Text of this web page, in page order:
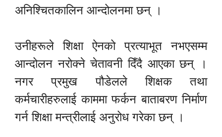
अनिश्चितकालिन आन्दोलनमा छन् ।
उनीहरूले शिक्षा ऐनको प्रत्याभूत नभएसम्म
आन्दोलन नरोक्ने चेतावनी दिँदै आएका छन् ।
नगर प्रमुख पौडेलले शिक्षक तथा
कर्मचारीहरुलाई काममा फर्कन बाताबरण निर्माण
गर्न शिक्षा मन्त्रीलाई अनुरोध गरेका छन् ।